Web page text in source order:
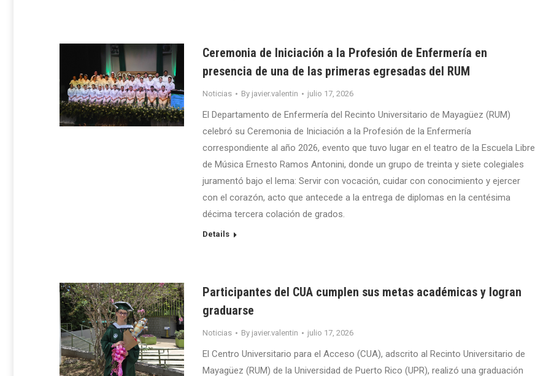
Ceremonia de Iniciación a la Profesión de Enfermería en
presencia de una de las primeras egresadas del RUM
Noticias By javier.valentin julio 17, 2026
El Departamento de Enfermería del Recinto Universitario de Mayagüez (RUM)
celebró su Ceremonia de Iniciación a la Profesión de la Enfermería
correspondiente al año 2026, evento que tuvo lugar en el teatro de la Escuela Libre
de Música Ernesto Ramos Antonini, donde un grupo de treinta y siete colegiales
juramentó bajo el lema: Servir con vocación, cuidar con conocimiento y ejercer
con el corazón, acto que antecede a la entrega de diplomas en la centésima
décima tercera colación de grados.
Details
Participantes del CUA cumplen sus metas académicas y logran
graduarse
Noticias By javier.valentin julio 17, 2026
El Centro Universitario para el Acceso (CUA), adscrito al Recinto Universitario de
Mayagüez (RUM) de la Universidad de Puerto Rico (UPR), realizó una graduación